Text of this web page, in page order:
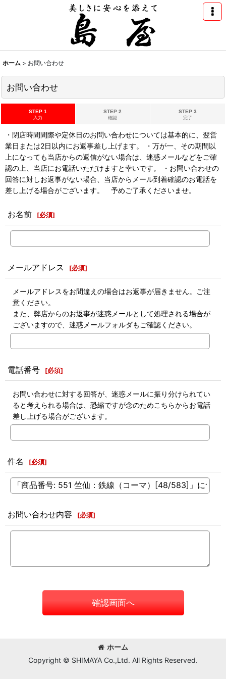
ホーム > お問い合わせ
お問い合わせ
STEP 1
入力
STEP 2
確認
STEP 3
完了
・閉店時間間際や定休日のお問い合わせについては基本的に、翌営
業日または2日以内にお返事差し上げます。 ・万が一、その期間以
上になっても当店からの返信がない場合は、迷惑メールなどをご確
認の上、当店にお電話いただけますと幸いです。 ・お問い合わせの
回答に対しお返事がない場合、当店からメール到着確認のお電話を
差し上げる場合がございます。 予めご了承くださいませ。
お名前 [必須]
メールアドレス [必須]
メールアドレスをお間違えの場合はお返事が届きません。ご注
意ください。
また、弊店からのお返事が迷惑メールとして処理される場合が
ございますので、迷惑メールフォルダもご確認ください。
電話番号 [必須]
お問い合わせに対する回答が、迷惑メールに振り分けられてい
ると考えられる場合は、恐縮ですが念のためこちらからお電話
差し上げる場合がございます。
件名 [必須]
お問い合わせ内容 [必須]
確認画面へ
ホーム
Copyright © SHIMAYA Co.,Ltd. All Rights Reserved.